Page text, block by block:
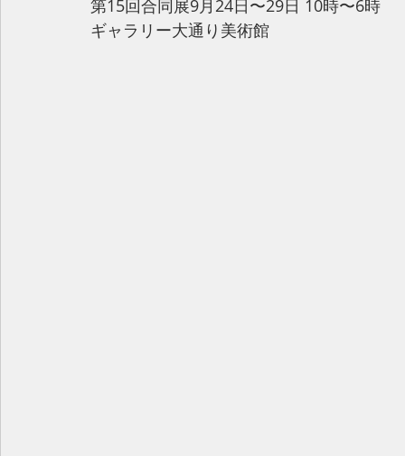
第15回合同展9月24日〜29日 10時〜6時
ギャラリー大通り美術館